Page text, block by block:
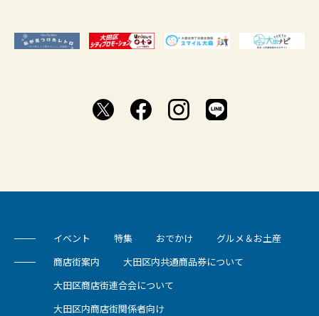
イベント 特集 おでかけ グルメ＆お土産
商店街案内 大田区内共通商品券について
大田区商店街連合会について
大田区内商店街関係者向け